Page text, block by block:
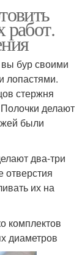
работ.
бур своими
лопастями.
стержня
делают
были
два-три
их на
комплектов
диаметров